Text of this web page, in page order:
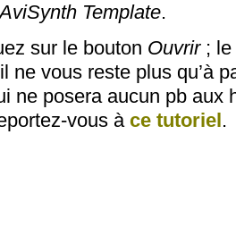
Template.
sur le bouton Ouvrir; le
ne vous reste plus qu’à
ne posera aucun pb aux
vous à ce tutoriel .